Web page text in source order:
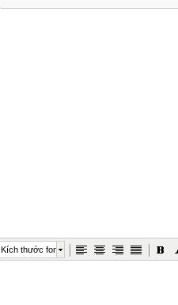
Kích thước font